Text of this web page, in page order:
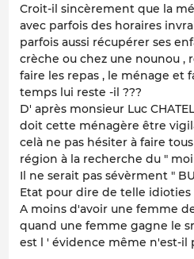
Croit-il sincèrement que la
avec parfois des horaires
parfois aussi récupérer ses
crèche ou chez une nounou ,
faire les repas , le ménage et
temps lui reste -il ???
D' après monsieur Luc
doit cette ménagère être
celà ne pas hésiter à faire
région à la recherche du "
Il ne serait pas sévèrment "
Etat pour dire de telle idioties
A moins d'avoir une femme
quand une femme gagne le
est l ' évidence même n'est-il